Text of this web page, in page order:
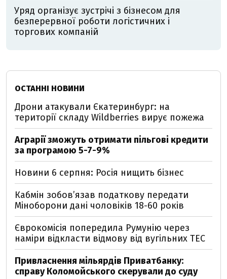
Уряд організує зустрічі з бізнесом для
безперервної роботи логістичних і
торгових компаній
ОСТАННІ НОВИНИ
Дрони атакували Єкатеринбург: на
території складу Wildberries вирує пожежа
Аграрії зможуть отримати пільгові кредити
за програмою 5-7-9%
Новини 6 серпня: Росія нищить бізнес
Кабмін зобовʼязав податкову передати
Міноборони дані чоловіків 18-60 років
Єврокомісія попередила Румунію через
наміри відкласти відмову від вугільних ТЕС
Привласнення мільярдів Приватбанку:
справу Коломойського скерували до суду